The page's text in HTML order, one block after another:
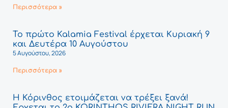
Περισσότερα »
Το πρώτο Kalamia Festival έρχεται Κυριακή 9
και Δευτέρα 10 Αυγούστου
5 Αυγούστου, 2026
Περισσότερα »
Η Κόρινθος ετοιμάζεται να τρέξει ξανά!